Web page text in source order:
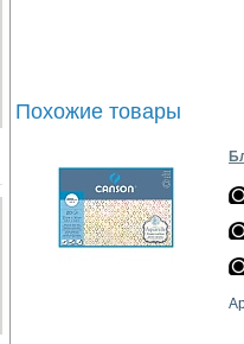
Похожие товары